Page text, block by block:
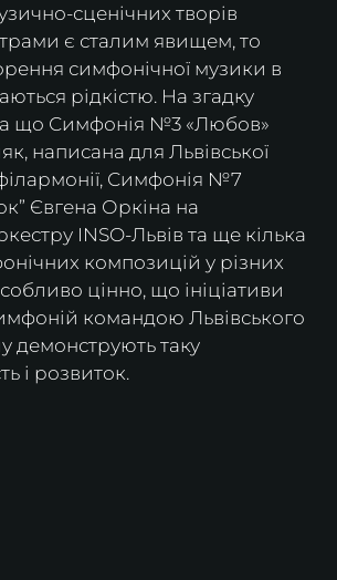
сценічних творів
є сталим явищем, то
симфонічної музики в
рідкістю. На згадку
що Симфонія №3 «Любов»
написана для Львівської
Симфонія №7
Євгена Оркіна на
INSO-Львів та ще кілька
композицій у різних
цінно, що ініціативи
командою Львівського
демонструють таку
і розвиток.